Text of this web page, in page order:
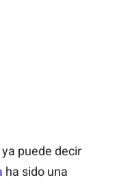
ya puede decir
ha sido una